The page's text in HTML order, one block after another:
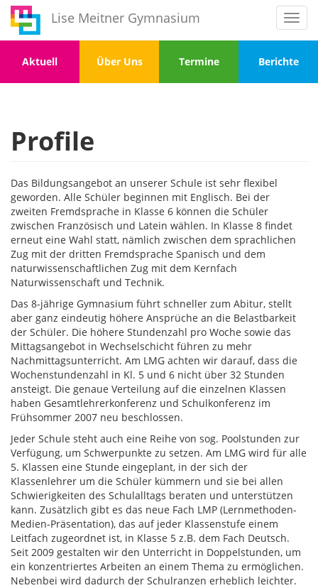
Direkt
zum
Inhalt
Lise Meitner Gymnasium
Menu
1
Aktuell
Menu
2
Über Uns
Menu
3
Termine
Menu
4
Berichte
Profile
Das Bildungsangebot an unserer Schule ist sehr flexibel
geworden. Alle Schüler beginnen mit Englisch. Bei der
zweiten Fremdsprache in Klasse 6 können die Schüler
zwischen Französisch und Latein wählen. In Klasse 8 findet
erneut eine Wahl statt, nämlich zwischen dem sprachlichen
Zug mit der dritten Fremdsprache Spanisch und dem
naturwissenschaftlichen Zug mit dem Kernfach
Naturwissenschaft und Technik.
Das 8-jährige Gymnasium führt schneller zum Abitur, stellt
aber ganz eindeutig höhere Ansprüche an die Belastbarkeit
der Schüler. Die höhere Stundenzahl pro Woche sowie das
Mittagsangebot in Wechselschicht führen zu mehr
Nachmittagsunterricht. Am LMG achten wir darauf, dass die
Wochenstundenzahl in Kl. 5 und 6 nicht über 32 Stunden
ansteigt. Die genaue Verteilung auf die einzelnen Klassen
haben Gesamtlehrerkonferenz und Schulkonferenz im
Frühsommer 2007 neu beschlossen.
Jeder Schule steht auch eine Reihe von sog. Poolstunden zur
Verfügung, um Schwerpunkte zu setzen. Am LMG wird für alle
5. Klassen eine Stunde eingeplant, in der sich der
Klassenlehrer um die Schüler kümmern und sie bei allen
Schwierigkeiten des Schulalltags beraten und unterstützen
kann. Zusätzlich gibt es das neue Fach LMP (Lernmethoden-
Medien-Präsentation), das auf jeder Klassenstufe einem
Leitfach zugeordnet ist, in Klasse 5 z.B. dem Fach Deutsch.
Seit 2009 gestalten wir den Unterricht in Doppelstunden, um
ein konzentriertes Arbeiten an einem Thema zu ermöglichen.
Nebenbei wird dadurch der Schulranzen erheblich leichter.